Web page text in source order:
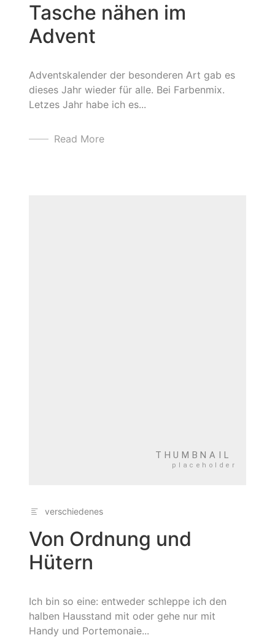
Tasche nähen im
Advent
Adventskalender der besonderen Art gab es
dieses Jahr wieder für alle. Bei Farbenmix.
Letzes Jahr habe ich es...
Read More
verschiedenes
Von Ordnung und
Hütern
Ich bin so eine: entweder schleppe ich den
halben Hausstand mit oder gehe nur mit
Handy und Portemonaie...